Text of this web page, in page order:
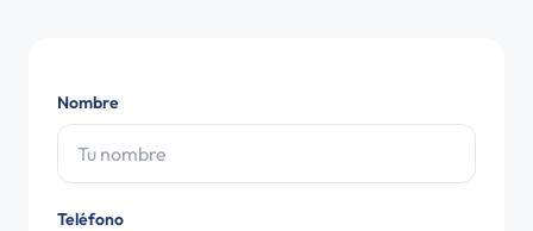
Nombre
Teléfono